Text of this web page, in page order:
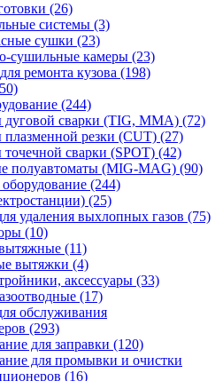
(26)
системы (3)
сушки (23)
сушильные камеры (23)
ремонта кузова (198)
(244)
дуговой сварки (TIG, MMA) (72)
резки (CUT) (27)
сварки (SPOT) (42)
полуавтоматы (MIG-MAG) (90)
(244)
(25)
удаления выхлопных газов (75)
(10)
(11)
вытяжки (4)
аксессуары (33)
(17)
обслуживания
(293)
для заправки (120)
для промывки и очистки
(16)